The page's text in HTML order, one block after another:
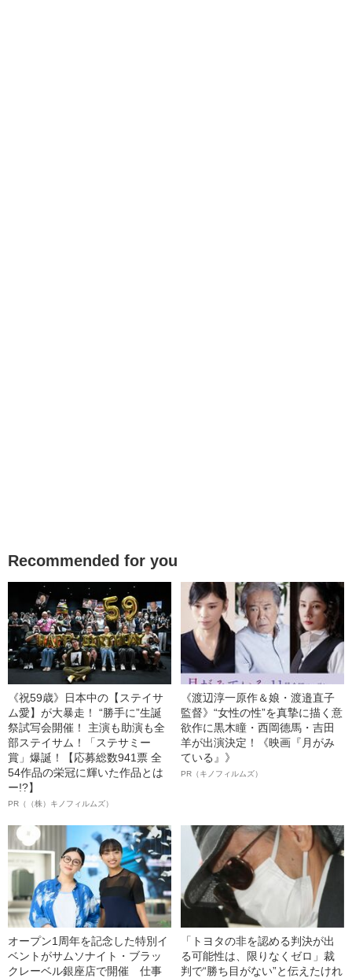
Recommended for you
《祝59歳》日本中の【ステイサ
ム愛】が大暴走！ “勝手に”生誕
祭試写会開催！ 主演も助演も全
部ステイサム！「ステサミー
賞」爆誕！【応募総数941票 全
54作品の栄冠に輝いた作品とは
ー!?】
PR（（株）キノフィルムズ）
《渡辺淳一原作＆娘・渡邉直子
監督》“女性の性”を真摯に描く意
欲作に黒木瞳・西岡德馬・吉田
羊が出演決定！《映画『月がみ
ている』》
PR（キノフィルムズ）
オープン1周年を記念した特別イ
ベントがサムソナイト・ブラッ
クレーベル銀座店で開催 仕事
「トヨタの非を認める判決が出
る可能性は、限りなくゼロ」裁
判で“勝ち目がない”と伝えたけれ